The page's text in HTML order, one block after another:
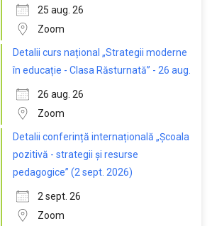
25 aug. 26
Zoom
Detalii curs național „Strategii moderne
în educație - Clasa Răsturnată” - 26 aug.
26 aug. 26
Zoom
Detalii conferință internațională „Școala
pozitivă - strategii și resurse
pedagogice” (2 sept. 2026)
2 sept. 26
Zoom